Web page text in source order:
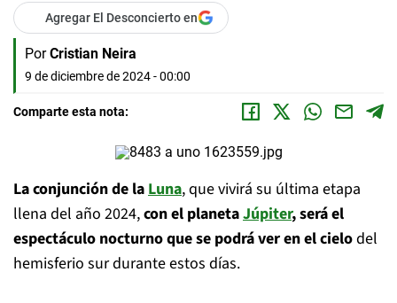
Agregar El Desconcierto en
Por Cristian Neira
9 de diciembre de 2024 - 00:00
Comparte esta nota:
La conjunción de laLuna, que vivirá su última etapa
llena del año 2024,con el planetaJúpiter, será el
espectáculo nocturno que se podrá ver en el cielodel
hemisferio sur durante estos días.